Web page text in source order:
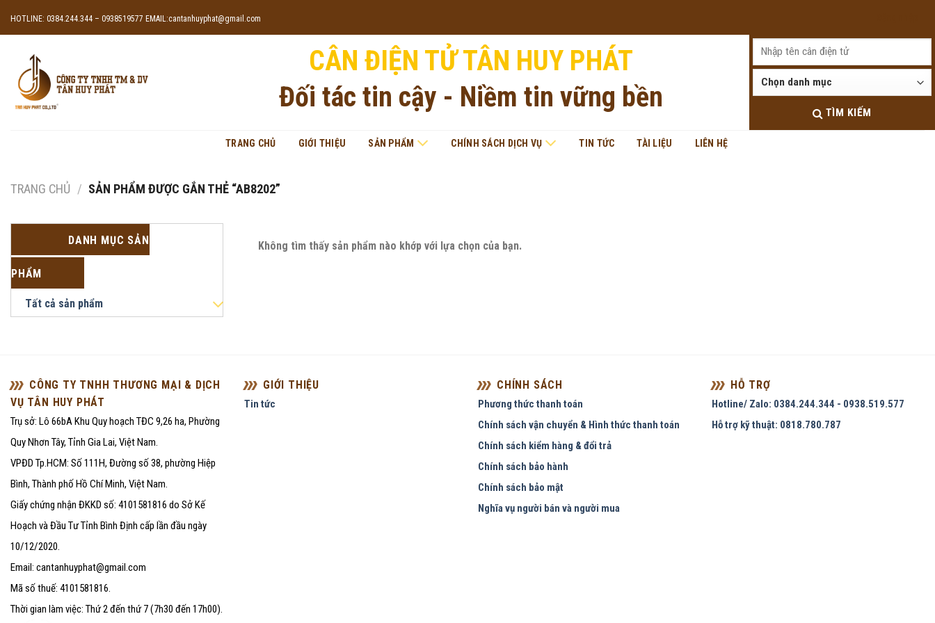
HOTLINE: 0384.244.344 – 0938519577 EMAIL:cantanhuyphat@gmail.com
CÂN ĐIỆN TỬ TÂN HUY PHÁT
Đối tác tin cậy - Niềm tin vững bền
TÌM KIẾM
TRANG CHỦ GIỚI THIỆU SẢN PHẨM CHÍNH SÁCH DỊCH VỤ TIN TỨC TÀI LIỆU LIÊN HỆ
TRANG CHỦ / SẢN PHẨM ĐƯỢC GẮN THẺ “AB8202”
DANH MỤC SẢN
PHẨM
Tất cả sản phẩm
Không tìm thấy sản phẩm nào khớp với lựa chọn của bạn.
CÔNG TY TNHH THƯƠNG MẠI & DỊCH
VỤ TÂN HUY PHÁT
Trụ sở: Lô 66bA Khu Quy hoạch TĐC 9,26 ha, Phường
Quy Nhơn Tây, Tỉnh Gia Lai, Việt Nam.
VPĐD Tp.HCM: Số 111H, Đường số 38, phường Hiệp
Bình, Thành phố Hồ Chí Minh, Việt Nam.
Giấy chứng nhận ĐKKD số: 4101581816 do Sở Kế
Hoạch và Đầu Tư Tỉnh Bình Định cấp lần đầu ngày
10/12/2020.
Email: cantanhuyphat@gmail.com
Mã số thuế: 4101581816.
Thời gian làm việc: Thứ 2 đến thứ 7 (7h30 đến 17h00).
GIỚI THIỆU
Tin tức
CHÍNH SÁCH
Phương thức thanh toán
Chính sách vận chuyển & Hình thức thanh toán
Chính sách kiểm hàng & đổi trả
Chính sách bảo hành
Chính sách bảo mật
Nghĩa vụ người bán và người mua
HỖ TRỢ
Hotline/ Zalo: 0384.244.344 - 0938.519.577
Hỗ trợ kỹ thuật: 0818.780.787